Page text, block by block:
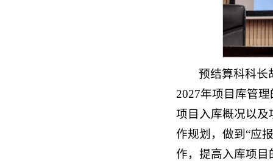
预结算科科长
2027年项目库管
项目入库概况以及
作规划，做到“应
作，提高入库项目